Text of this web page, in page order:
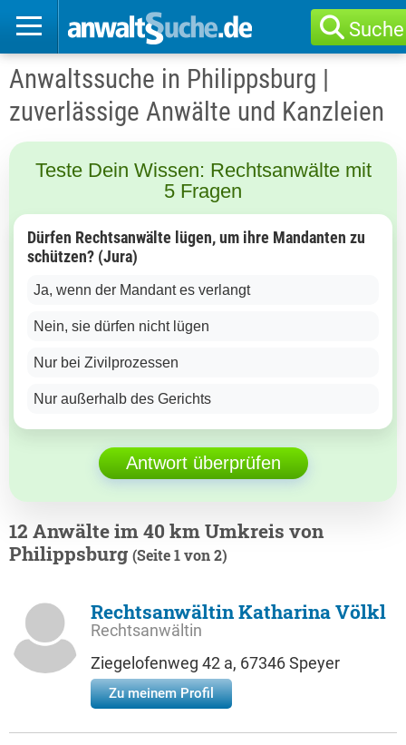
Suche
Anwaltssuche in Philippsburg |
zuverlässige Anwälte und Kanzleien
Teste Dein Wissen: Rechtsanwälte mit
5 Fragen
Dürfen Rechtsanwälte lügen, um ihre Mandanten zu
schützen? (Jura)
Ja, wenn der Mandant es verlangt
Nein, sie dürfen nicht lügen
Nur bei Zivilprozessen
Nur außerhalb des Gerichts
Antwort überprüfen
12 Anwälte im 40 km Umkreis von
Philippsburg (Seite 1 von 2)
Rechtsanwältin Katharina Völkl
Rechtsanwältin
Ziegelofenweg 42 a, 67346 Speyer
Zu meinem Profil